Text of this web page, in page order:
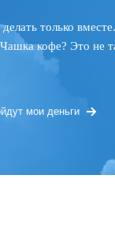
только
кофе? Это не
мои деньги